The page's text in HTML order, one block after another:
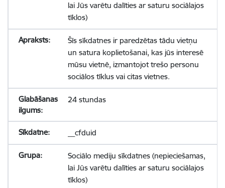
lai Jūs varētu dalīties ar saturu sociālajos
tīklos)
Šīs sīkdatnes ir paredzētas tādu vietņu
un satura koplietošanai, kas jūs interesē
mūsu vietnē, izmantojot trešo personu
sociālos tīklus vai citas vietnes.
24 stundas
__cfduid
Sociālo mediju sīkdatnes (nepieciešamas,
lai Jūs varētu dalīties ar saturu sociālajos
tīklos)